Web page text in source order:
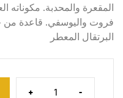
المقعرة والمحدبة. مكوناته
فروت واليوسفي. قاعدة من
البرتقال المعطر
-
+